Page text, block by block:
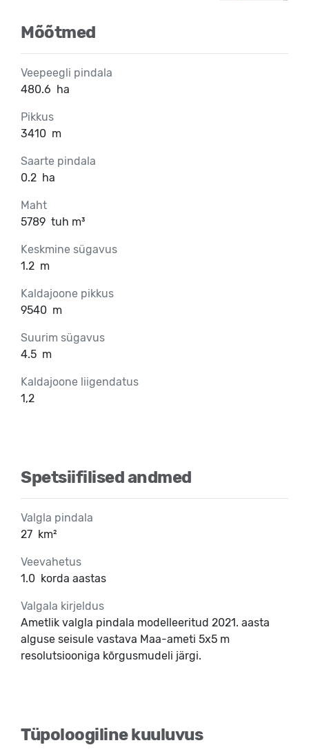
Mõõtmed
Veepeegli pindala
480.6 ha
Pikkus
3410 m
Saarte pindala
0.2 ha
Maht
5789 tuh m³
Keskmine sügavus
1.2 m
Kaldajoone pikkus
9540 m
Suurim sügavus
4.5 m
Kaldajoone liigendatus
1,2
Spetsiifilised andmed
Valgla pindala
27 km²
Veevahetus
1.0 korda aastas
Valgala kirjeldus
Ametlik valgla pindala modelleeritud 2021. aasta
alguse seisule vastava Maa-ameti 5x5 m
resolutsiooniga kõrgusmudeli järgi.
Tüpoloogiline kuuluvus